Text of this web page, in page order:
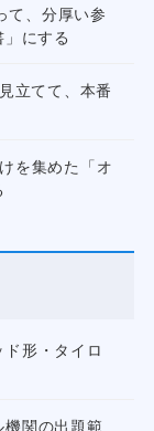
、分厚い参
にする
立てて、本番
を集めた「オ
形・タイロ
関の出題範